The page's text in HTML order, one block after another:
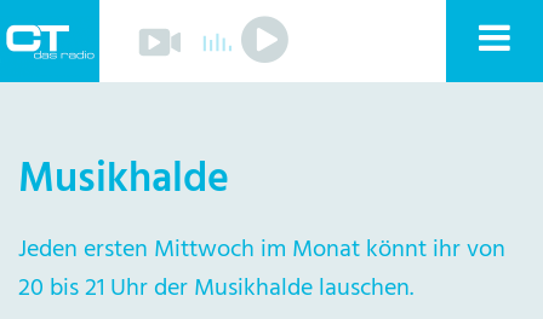
Play
Play
Team
Mitmachen
Sponsoren
Kontakt
Datenschutzerklärung
Musikhalde
Jeden ersten Mittwoch im Monat könnt ihr von
20 bis 21 Uhr der Musikhalde lauschen.